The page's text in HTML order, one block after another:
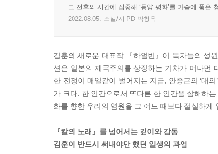
그 전후의 시간에 집중해 ‘동양 평화’를 가슴에 품
2022.08.05. 소설/시 PD 박형욱
김훈의 새로운 대표작 『하얼빈』이 독자들의 성
션은 일본의 제국주의를 상징하는 기차가 머나먼
한 전쟁이 매일같이 벌어지는 지금, 안중근의 ‘대
가 크다. 한 인간으로서 또다른 한 인간을 살해하
화를 향한 우리의 염원을 그 어느 때보다 절실하게
『칼의 노래』를 넘어서는 깊이와 감동
김훈이 반드시 써내야만 했던 일생의 과업